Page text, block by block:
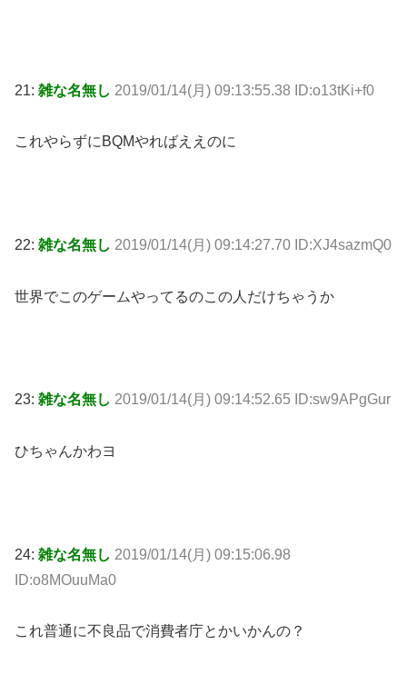
21: 雑な名無し 2019/01/14(月) 09:13:55.38 ID:o13tKi+f0
これやらずにBQMやればええのに
22: 雑な名無し 2019/01/14(月) 09:14:27.70 ID:XJ4sazmQ0
世界でこのゲームやってるのこの人だけちゃうか
23: 雑な名無し 2019/01/14(月) 09:14:52.65 ID:sw9APgGur
ひちゃんかわヨ
24: 雑な名無し 2019/01/14(月) 09:15:06.98
ID:o8MOuuMa0
これ普通に不良品で消費者庁とかいかんの？